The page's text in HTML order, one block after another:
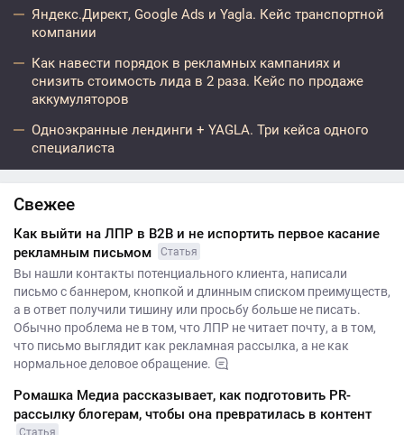
Яндекс.Директ, Google Ads и Yagla. Кейс транспортной
компании
Как навести порядок в рекламных кампаниях и
снизить стоимость лида в 2 раза. Кейс по продаже
аккумуляторов
Одноэкранные лендинги + YAGLA. Три кейса одного
специалиста
Свежее
Как выйти на ЛПР в B2B и не испортить первое касание
рекламным письмом
Статья
Вы нашли контакты потенциального клиента, написали
письмо с баннером, кнопкой и длинным списком преимуществ,
а в ответ получили тишину или просьбу больше не писать.
Обычно проблема не в том, что ЛПР не читает почту, а в том,
что письмо выглядит как рекламная рассылка, а не как
нормальное деловое обращение.
Ромашка Медиа рассказывает, как подготовить PR-
рассылку блогерам, чтобы она превратилась в контент
Статья